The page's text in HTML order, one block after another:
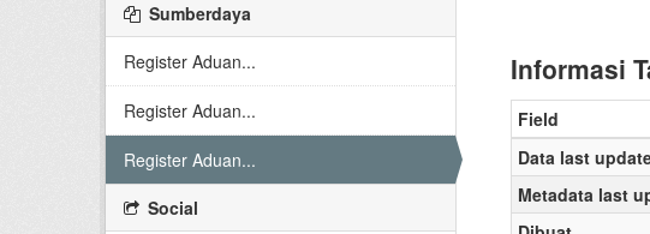
Sumberdaya
Register Aduan...
Register Aduan...
Register Aduan...
Social
Informasi
Field
Data last
Metadata last